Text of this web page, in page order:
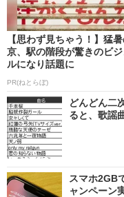
【思わず見ちゃう！】猛
京、駅の階段が驚きのビ
ルになり話題に
PR(ねとらぼ)
どんどん二
ると、歌謡
スマホ2GB
ャンペーン